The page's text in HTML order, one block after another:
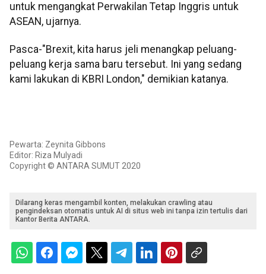
untuk mengangkat Perwakilan Tetap Inggris untuk
ASEAN, ujarnya.
Pasca-"Brexit, kita harus jeli menangkap peluang-
peluang kerja sama baru tersebut. Ini yang sedang
kami lakukan di KBRI London," demikian katanya.
Pewarta: Zeynita Gibbons
Editor: Riza Mulyadi
Copyright © ANTARA SUMUT 2020
Dilarang keras mengambil konten, melakukan crawling atau
pengindeksan otomatis untuk AI di situs web ini tanpa izin tertulis dari
Kantor Berita ANTARA.